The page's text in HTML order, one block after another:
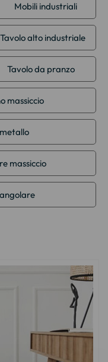
Mobili industriali
Tavolo alto industriale
Tavolo da pranzo
massiccio
massiccio